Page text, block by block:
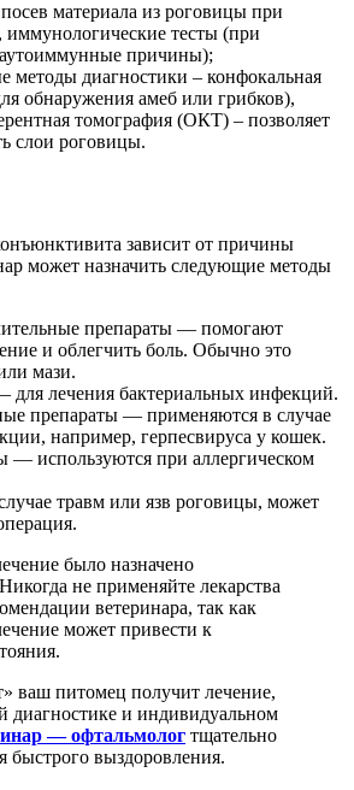
материала из роговицы при
иммунологические тесты (при
причины);
методы диагностики – конфокальная
обнаружения амеб или грибков),
томография (ОКТ) – позволяет
слои роговицы.
зависит от причины
может назначить следующие методы
препараты — помогают
и облегчить боль. Обычно это
мази.
лечения бактериальных инфекций.
препараты — применяются в случае
например, герпесвируса у кошек.
— используются при аллергическом
травм или язв роговицы, может
было назначено
не применяйте лекарства
ветеринара, так как
может привести к
ваш питомец получит лечение,
диагностике и индивидуальном
— офтальмолог тщательно
быстрого выздоровления.